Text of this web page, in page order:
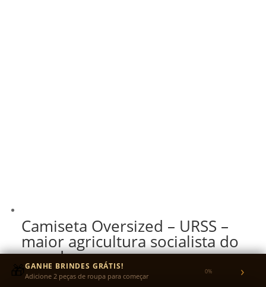
Camiseta Oversized – URSS –
maior agricultura socialista do
mundo
R$140,00
🎁GANHE BRINDES GRÁTIS!
Adicione 2 peças de roupa para começar 0% ›